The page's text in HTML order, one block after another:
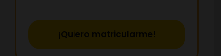
¡Quiero matricularme!